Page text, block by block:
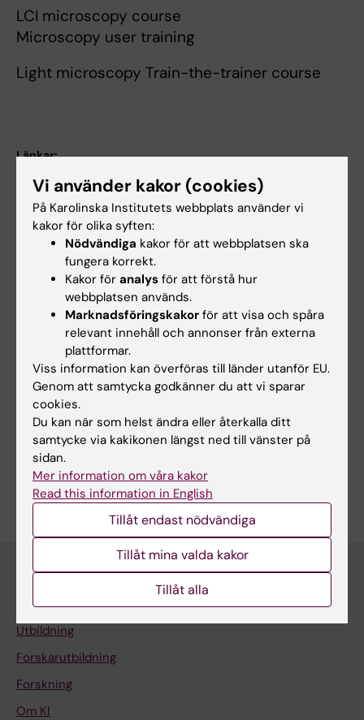
LCI microscopy course
Microscopy user training
Light microscopy Train-the-trainer course
Länkar:
LCI blog
LCI core facility YouTube channel
Forskningsområden:
Cellbiologi
Pedagogik
Forskningsämnen:
Faskontrastmikroskopi
Fluorescens
Fluorescens efter ljusblekning
Fluorescensmikroskopi
Fluorescensmikroskopi, multifoton
Fluorescensresonansenergiöverföring
Fluorescerande
färgämnen
Fluorescerande
hybridisering
Grönfluorescerande
proteiner
mikroskopi
Immunfluorescensteknik
Immunfluorescensteknik,
Immunfluorescensteknik,
Interferensmikroskopi
Konfokalmikroskopi
ljusinducerad
fluorescens
Morfologiska
mikroskopiska
Polarisationsmikroskopi
Harmonic
Generation
Microscopy
Ultraviolettmikroskopi
Videomikroskopi
Tekniker och metoder:
Faskontrastmikroskopi
Fluorescens efter ljusblekning
Fluorescensmikroskopi
Fluorescensmikroskopi, multifoton
Fluorescenspolarisation
Fluorescensresonansenergiöverföring
Fluorescerande
in situ-
hybridisering
Icke-linjär
optisk
mikroskopi
Immunfluorescensteknik
Immunfluorescensteknik,
direkt
Immunfluorescensteknik,
indirekt
Immunfluorescenstest
Konfokalmikroskopi
Kvantitativ
ljusinducerad
fluorescens
Mikroskopi
Second
Harmonic
Generation
Microscopy
Ultraviolettmikroskopi
Videomikroskopi
Visa alla
Är du Sylvie Le Guyader?
Redigera din profil
Huvudmeny
Utbildning
Forskarutbildning
Forskning
Om KI
Vi använder kakor (cookies)
På Karolinska Institutets webbplats använder vi
kakor för olika syften:
Nödvändiga kakor för att webbplatsen ska
fungera korrekt.
Kakor för analys för att förstå hur
webbplatsen används.
Marknadsföringskakor för att visa och spåra
relevant innehåll och annonser från externa
plattformar.
Viss information kan överföras till länder utanför EU.
Genom att samtycka godkänner du att vi sparar
cookies.
Du kan när som helst ändra eller återkalla ditt
samtycke via kakikonen längst ned till vänster på
sidan.
Mer information om våra kakor
Read this information in English
Tillåt endast nödvändiga
Tillåt mina valda kakor
Tillåt alla